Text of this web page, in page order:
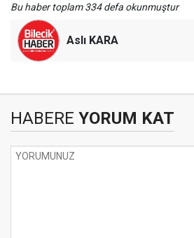
Bu haber toplam 334 defa okunmuştur
Aslı KARA
HABERE YORUM KAT